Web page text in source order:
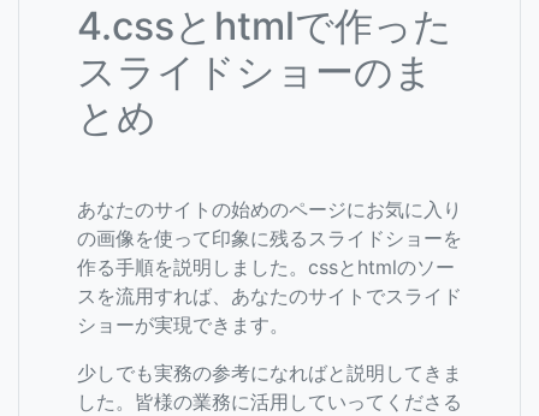
4.cssとhtmlで作った
スライドショーのま
とめ
あなたのサイトの始めのページにお気に入り
の画像を使って印象に残るスライドショーを
作る手順を説明しました。cssとhtmlのソー
スを流用すれば、あなたのサイトでスライド
ショーが実現できます。
少しでも実務の参考になればと説明してきま
した。皆様の業務に活用していってくださる